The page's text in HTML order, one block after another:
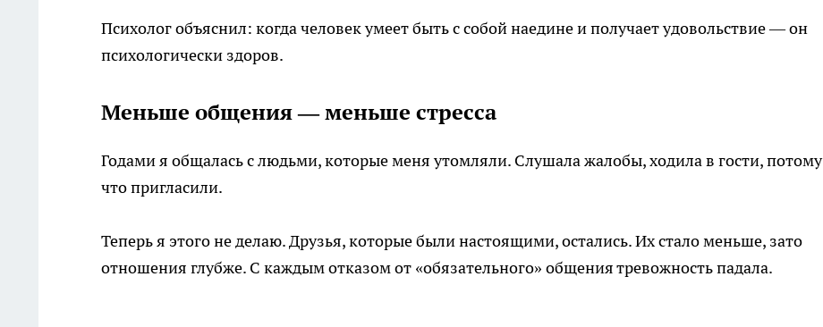
Психолог объяснил: когда человек умеет быть с собой наедине и получает удовольствие — он
психологически здоров.
Меньше общения — меньше стресса
Годами я общалась с людьми, которые меня утомляли. Слушала жалобы, ходила в гости, потому
что пригласили.
Теперь я этого не делаю. Друзья, которые были настоящими, остались. Их стало меньше, зато
отношения глубже. С каждым отказом от «обязательного» общения тревожность падала.